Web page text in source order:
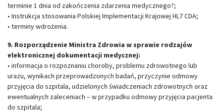
terminie 1 dnia od zakończenia zdarzenia medycznego?;
• Instrukcja stosowania Polskiej Implementacji Krajowej HL7 CDA;
• terminy wdrożenia.
9. Rozporządzenie Ministra Zdrowia w sprawie rodzajów
elektronicznej dokumentacji medycznej:
• informacja o rozpoznaniu choroby, problemu zdrowotnego lub
urazu, wynikach przeprowadzonych badań, przyczynie odmowy
przyjęcia do szpitala, udzielonych świadczeniach zdrowotnych oraz
ewentualnych zaleceniach – w przypadku odmowy przyjęcia pacjenta
do szpitala;